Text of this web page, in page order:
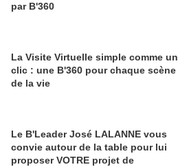
par B'360
La Visite Virtuelle simple comme un
clic : une B'360 pour chaque scène
de la vie
Le B'Leader José LALANNE vous
convie autour de la table pour lui
proposer VOTRE projet de